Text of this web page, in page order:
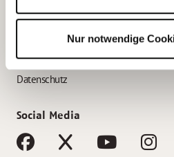
Nur notwendige
AWO Gliederungen nach Bundesland
Impressum
Datenschutz
Social Media